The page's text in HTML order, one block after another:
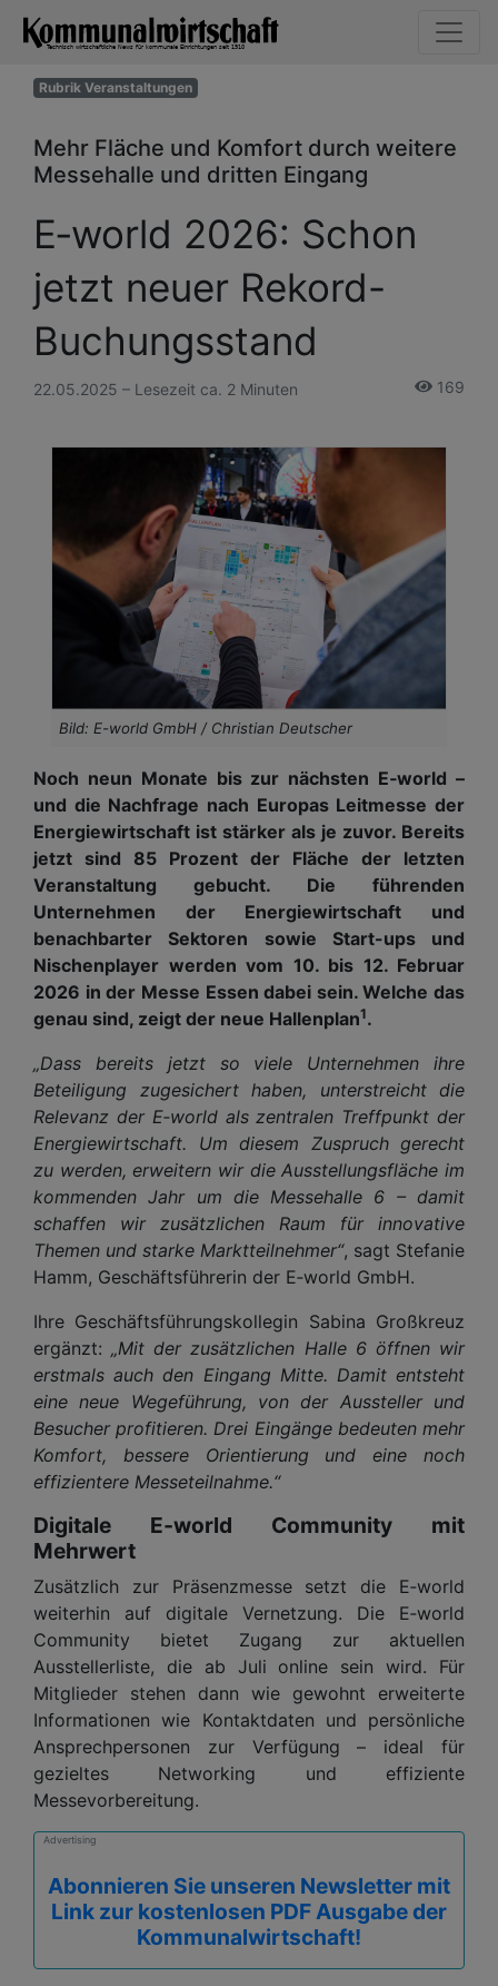
Rubrik Veranstaltungen
Mehr Fläche und Komfort durch weitere
Messehalle und dritten Eingang
E‑world 2026: Schon
jetzt neuer Rekord-
Buchungsstand
22.05.2025 – Lesezeit ca. 2 Minuten 169
Bild: E-world GmbH / Christian Deutscher
Noch neun Monate bis zur nächsten E‑world –
und die Nachfrage nach Europas Leitmesse der
Energiewirtschaft ist stärker als je zuvor. Bereits
jetzt sind 85 Prozent der Fläche der letzten
Veranstaltung gebucht. Die führenden
Unternehmen der Energiewirtschaft und
benachbarter Sektoren sowie Start-ups und
Nischenplayer werden vom 10. bis 12. Februar
2026 in der Messe Essen dabei sein. Welche das
genau sind, zeigt der neue Hallenplan1.
„Dass bereits jetzt so viele Unternehmen ihre
Beteiligung zugesichert haben, unterstreicht die
Relevanz der E‑world als zentralen Treffpunkt der
Energiewirtschaft. Um diesem Zuspruch gerecht
zu werden, erweitern wir die Ausstellungsfläche im
kommenden Jahr um die Messehalle 6 – damit
schaffen wir zusätzlichen Raum für innovative
Themen und starke Marktteilnehmer“, sagt Stefanie
Hamm, Geschäftsführerin der E‑world GmbH.
Ihre Geschäftsführungskollegin Sabina Großkreuz
ergänzt: „Mit der zusätzlichen Halle 6 öffnen wir
erstmals auch den Eingang Mitte. Damit entsteht
eine neue Wegeführung, von der Aussteller und
Besucher profitieren. Drei Eingänge bedeuten mehr
Komfort, bessere Orientierung und eine noch
effizientere Messeteilnahme.“
Digitale E‑world Community mit
Mehrwert
Zusätzlich zur Präsenzmesse setzt die E‑world
weiterhin auf digitale Vernetzung. Die E‑world
Community bietet Zugang zur aktuellen
Ausstellerliste, die ab Juli online sein wird. Für
Mitglieder stehen dann wie gewohnt erweiterte
Informationen wie Kontaktdaten und persönliche
Ansprechpersonen zur Verfügung – ideal für
gezieltes Networking und effiziente
Messevorbereitung.
Advertising
Abonnieren Sie unseren Newsletter mit
Link zur kostenlosen PDF Ausgabe der
Kommunalwirtschaft!